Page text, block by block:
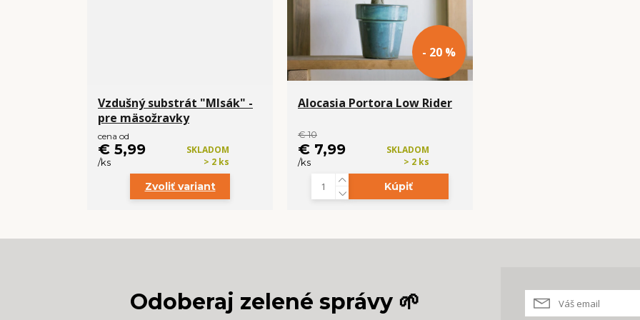
Vzdušný substrát "Mlsák" -
pre mäsožravky
cena od
€ 5,99
/ks
SKLADOM
> 2 ks
Zvoliť variant
- 20 %
Alocasia Portora Low Rider
€ 10
€ 7,99
/ks
SKLADOM
> 2 ks
Kúpiť
Odoberaj zelené správy 🌱